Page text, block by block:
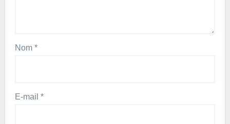
Nom *
E-mail *